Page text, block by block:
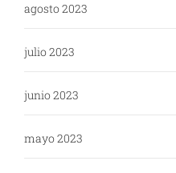
agosto 2023
julio 2023
junio 2023
mayo 2023